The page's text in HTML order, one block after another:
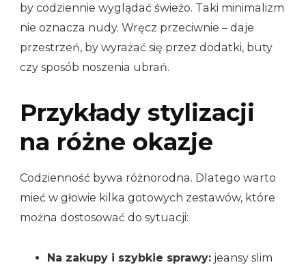
by codziennie wyglądać świeżo. Taki minimalizm
nie oznacza nudy. Wręcz przeciwnie – daje
przestrzeń, by wyrażać się przez dodatki, buty
czy sposób noszenia ubrań.
Przykłady stylizacji
na różne okazje
Codzienność bywa różnorodna. Dlatego warto
mieć w głowie kilka gotowych zestawów, które
można dostosować do sytuacji:
Na zakupy i szybkie sprawy: jeansy slim